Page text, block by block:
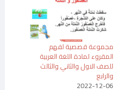
مجموعة قصصية لفهم
المقروء لمادة اللغة العربية
للصف الاول والثاني والثالث
والرابع
2022-12-06